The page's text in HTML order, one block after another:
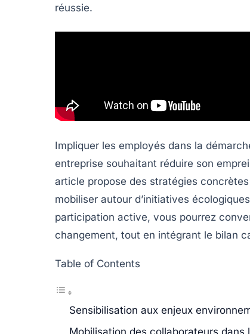
réussie.
Impliquer les employés dans la
entreprise souhaitant réduire son
article propose des stratégies
mobiliser autour d’initiatives
participation active, vous pourrez
changement, tout en intégrant le bilan
Table of Contents
Sensibilisation aux enjeux
Mobilisation des collaborateurs dans